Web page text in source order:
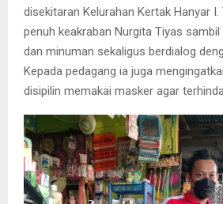
disekitaran Kelurahan Kertak Hanyar I.
penuh keakraban Nurgita Tiyas
dan minuman sekaligus berdialog
Kepada pedagang ia juga
disipilin memakai masker agar